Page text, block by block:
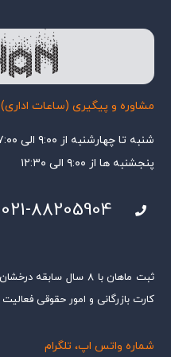
مشاوره و پیگیری (ساعات اداری)
شنبه تا چهارشنبه از ۹:۰۰ الی ۱۷:۰۰
پنجشنبه ها از ۹:۰۰ الی ۱۲:۳۰
021-88205904
ثبت ماهان با ۸ سال
کارت بازرگانی و امور حقوقی فعالیت
شماره واتس اپ، تلگرام